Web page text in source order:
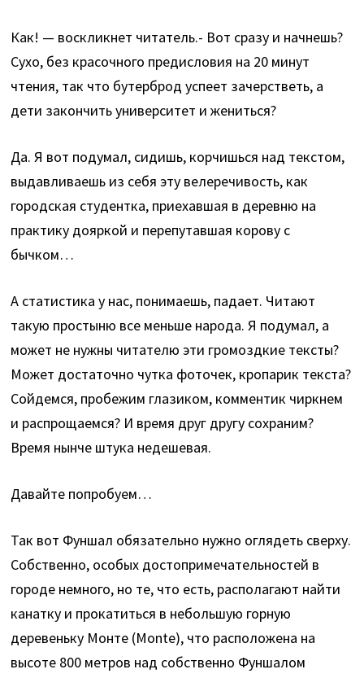
Как! — воскликнет читатель.- Вот сразу и начнешь?
Сухо, без красочного предисловия на 20 минут
чтения, так что бутерброд успеет зачерстветь, а
дети закончить университет и жениться?
Да. Я вот подумал, сидишь, корчишься над текстом,
выдавливаешь из себя эту велеречивость, как
городская студентка, приехавшая в деревню на
практику дояркой и перепутавшая корову с
бычком…
А статистика у нас, понимаешь, падает. Читают
такую простыню все меньше народа. Я подумал, а
может не нужны читателю эти громоздкие тексты?
Может достаточно чутка фоточек, кропарик текста?
Сойдемся, пробежим глазиком, комментик чиркнем
и распрощаемся? И время друг другу сохраним?
Время нынче штука недешевая.
Давайте попробуем…
Так вот Фуншал обязательно нужно оглядеть сверху.
Собственно, особых достопримечательностей в
городе немного, но те, что есть, располагают найти
канатку и прокатиться в небольшую горную
деревеньку Монте (Monte), что расположена на
высоте 800 метров над собственно Фуншалом